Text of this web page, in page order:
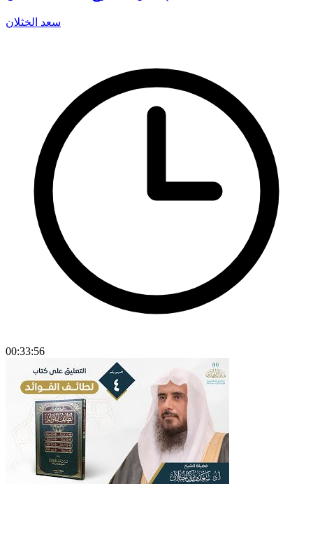
سعد الخثلان
00:33:56